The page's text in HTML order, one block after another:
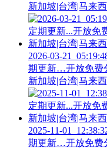
新加坡|台湾|马来
2026-03-
期更新…开放免费
新加坡|台湾|马来
2025-11-
期更新…开放免费